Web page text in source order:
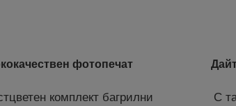
фотопечат
комплект багрилни
С